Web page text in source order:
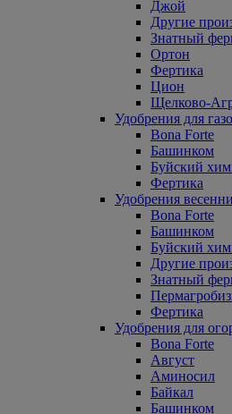
Джой
Другие
Знатный
Ортон
Фертика
Цион
Щелково-
Удобрения для
Bona Forte
Башинком
Буйский
Фертика
Удобрения
Bona Forte
Башинком
Буйский
Другие
Знатный
Фертика
Удобрения для
Bona Forte
Август
Аминосил
Байкал
Башинком